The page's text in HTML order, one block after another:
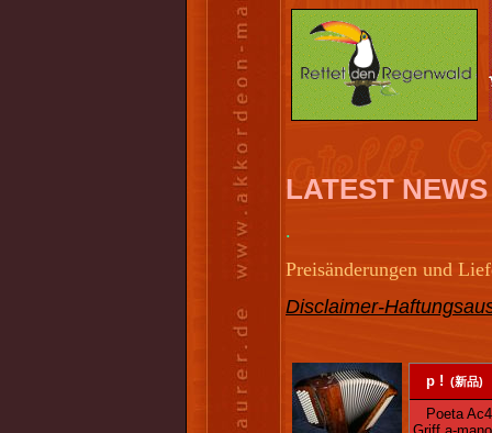
LATEST NEWS
.
Preisänderungen und
Disclaimer-
p ! (新品)
Poeta